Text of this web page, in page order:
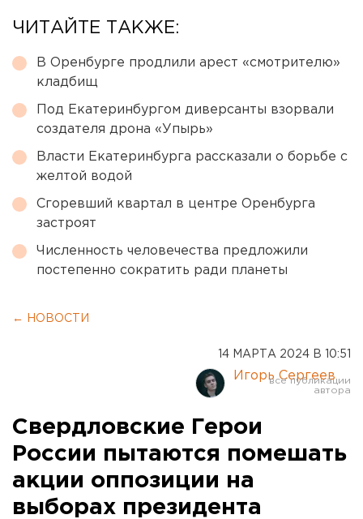
ЧИТАЙТЕ ТАКЖЕ:
В Оренбурге продлили арест «смотрителю»
кладбищ
Под Екатеринбургом диверсанты взорвали
создателя дрона «Упырь»
Власти Екатеринбурга рассказали о борьбе с
желтой водой
Сгоревший квартал в центре Оренбурга
застроят
Численность человечества предложили
постепенно сократить ради планеты
← НОВОСТИ
14 МАРТА 2024 В 10:51
Игорь Сергеев
Свердловские Герои
России пытаются помешать
акции оппозиции на
выборах президента